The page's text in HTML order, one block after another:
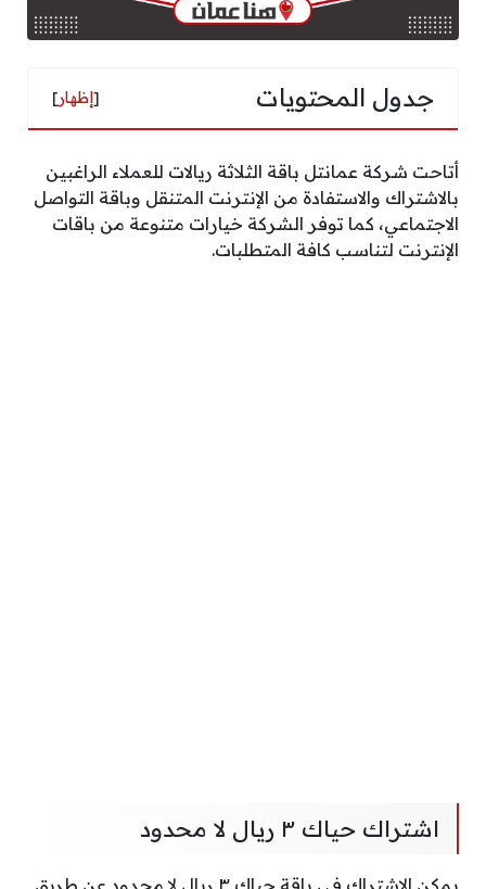
جدول المحتويات [إظهار]
أتاحت شركة عمانتل باقة الثلاثة ريالات للعملاء الراغبين
بالاشتراك والاستفادة من الإنترنت المتنقل وباقة التواصل
الاجتماعي، كما توفر الشركة خيارات متنوعة من باقات
الإنترنت لتناسب كافة المتطلبات.
اشتراك حياك ٣ ريال لا محدود
يمكن الاشتراك في باقة حياك ٣ ريال لا محدود عن طريق